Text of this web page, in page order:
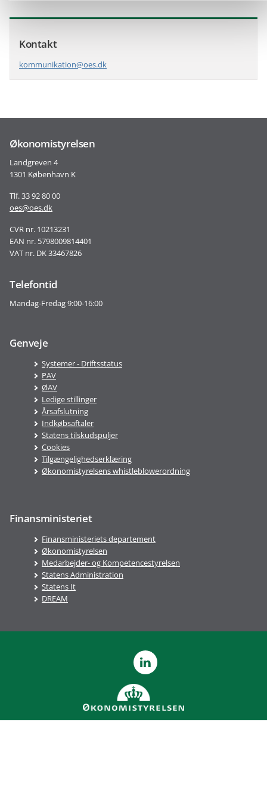
Kontakt
kommunikation@oes.dk
Økonomistyrelsen
Landgreven 4
1301 København K
Tlf. 33 92 80 00
oes@oes.dk
CVR nr. 10213231
EAN nr. 5798009814401
VAT nr. DK 33467826
Telefontid
Mandag-Fredag 9:00-16:00
Genveje
Systemer - Driftsstatus
PAV
ØAV
Ledige stillinger
Årsafslutning
Indkøbsaftaler
Statens tilskudspuljer
Cookies
Tilgængelighedserklæring
Økonomistyrelsens whistleblowerordning
Finansministeriet
Finansministeriets departement
Økonomistyrelsen
Medarbejder- og Kompetencestyrelsen
Statens Administration
Statens It
DREAM
LinkedIn